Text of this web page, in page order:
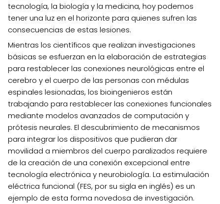
tecnología, la biología y la medicina, hoy podemos
tener una luz en el horizonte para quienes sufren las
consecuencias de estas lesiones.
Mientras los científicos que realizan investigaciones
básicas se esfuerzan en la elaboración de estrategias
para restablecer las conexiones neurológicas entre el
cerebro y el cuerpo de las personas con médulas
espinales lesionadas, los bioingenieros están
trabajando para restablecer las conexiones funcionales
mediante modelos avanzados de computación y
prótesis neurales. El descubrimiento de mecanismos
para integrar los dispositivos que pudieran dar
movilidad a miembros del cuerpo paralizados requiere
de la creación de una conexión excepcional entre
tecnología electrónica y neurobiología. La estimulación
eléctrica funcional (FES, por su sigla en inglés) es un
ejemplo de esta forma novedosa de investigación.